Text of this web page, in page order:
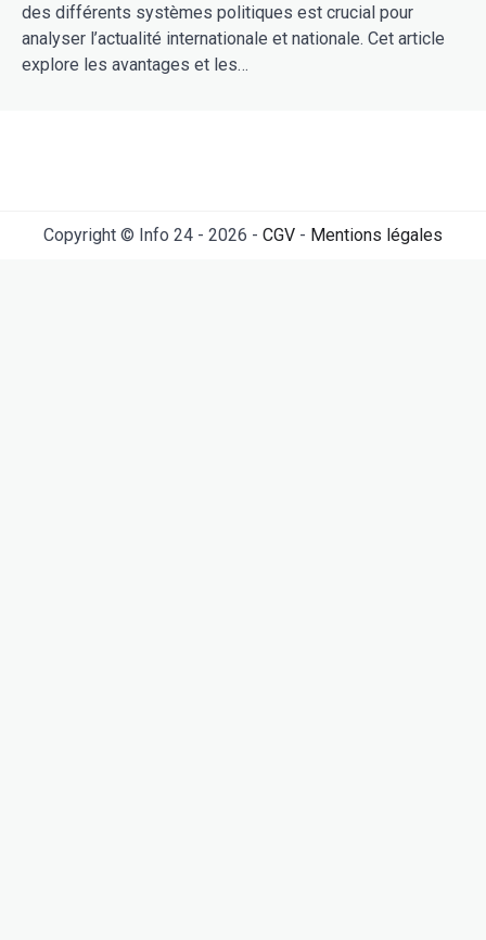
des différents systèmes politiques est crucial pour
analyser l’actualité internationale et nationale. Cet article
explore les avantages et les…
Copyright © Info 24 - 2026 - CGV - Mentions légales